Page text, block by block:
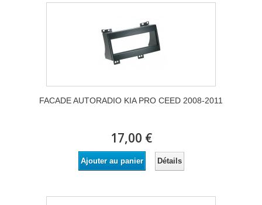
FACADE AUTORADIO KIA PRO CEED 2008-2011
17,00 €
Ajouter au panier Détails